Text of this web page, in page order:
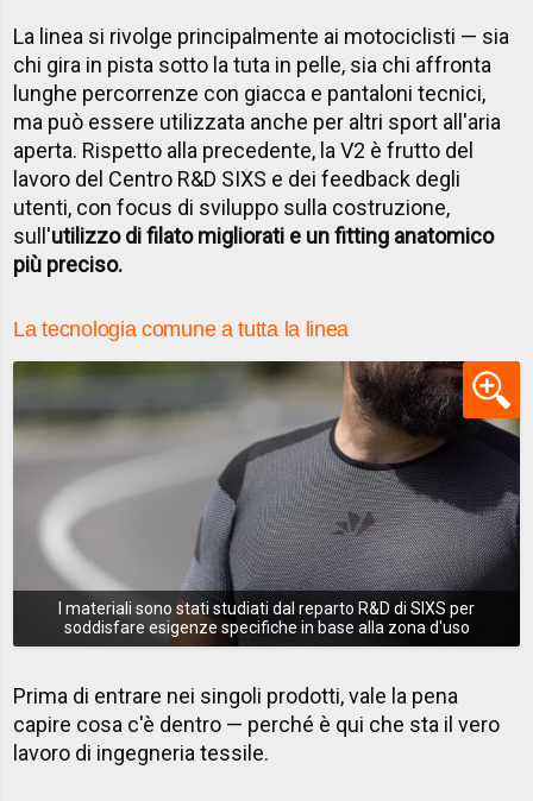
La linea si rivolge principalmente ai motociclisti — sia
chi gira in pista sotto la tuta in pelle, sia chi affronta
lunghe percorrenze con giacca e pantaloni tecnici,
ma può essere utilizzata anche per altri sport all'aria
aperta. Rispetto alla precedente, la V2 è frutto del
lavoro del Centro R&D SIXS e dei feedback degli
utenti, con focus di sviluppo sulla costruzione,
sull'utilizzo di filato migliorati e un fitting anatomico
più preciso.
La tecnologia comune a tutta la linea
I materiali sono stati studiati dal reparto R&D di SIXS per
soddisfare esigenze specifiche in base alla zona d'uso
Prima di entrare nei singoli prodotti, vale la pena
capire cosa c'è dentro — perché è qui che sta il vero
lavoro di ingegneria tessile.